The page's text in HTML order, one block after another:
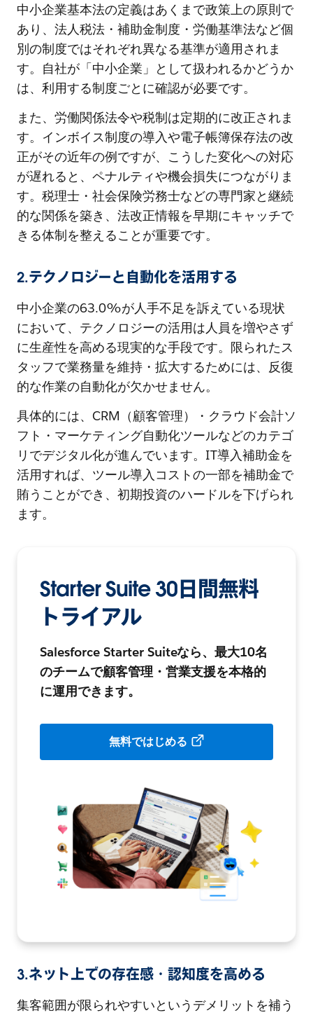
中小企業基本法の定義はあくまで政策上の原則で
あり、法人税法・補助金制度・労働基準法など個
別の制度ではそれぞれ異なる基準が適用されま
す。自社が「中小企業」として扱われるかどうか
は、利用する制度ごとに確認が必要です。
また、労働関係法令や税制は定期的に改正されま
す。インボイス制度の導入や電子帳簿保存法の改
正がその近年の例ですが、こうした変化への対応
が遅れると、ペナルティや機会損失につながりま
す。税理士・社会保険労務士などの専門家と継続
的な関係を築き、法改正情報を早期にキャッチで
きる体制を整えることが重要です。
2.テクノロジーと自動化を活用する
中小企業の63.0%が人手不足を訴えている現状
において、テクノロジーの活用は人員を増やさず
に生産性を高める現実的な手段です。限られたス
タッフで業務量を維持・拡大するためには、反復
的な作業の自動化が欠かせません。
具体的には、CRM（顧客管理）・クラウド会計ソ
フト・マーケティング自動化ツールなどのカテゴ
リでデジタル化が進んでいます。IT導入補助金を
活用すれば、ツール導入コストの一部を補助金で
賄うことができ、初期投資のハードルを下げられ
ます。
Starter Suite 30日間無料
トライアル
Salesforce Starter Suiteなら、最大10名
のチームで顧客管理・営業支援を本格的
に運用できます。
無料ではじめる
3.ネット上での存在感・認知度を高める
集客範囲が限られやすいというデメリットを補う